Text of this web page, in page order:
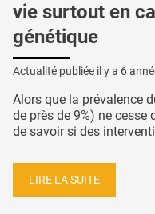
vie surtout en
génétique
Actualité publiée il y a 6
Alors que la prévalence
de près de 9%) ne cesse
de savoir si des
LIRE LA SUITE